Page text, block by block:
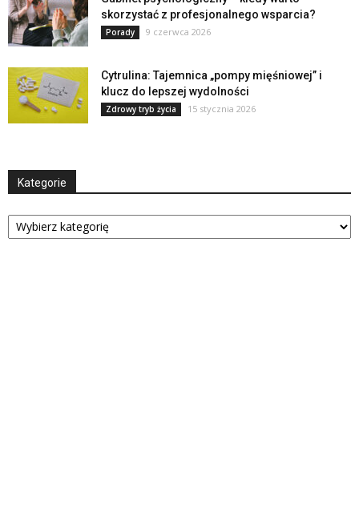
skorzystać z profesjonalnego wsparcia?
Porady 9 czerwca 2026
Cytrulina: Tajemnica „pompy mięśniowej” i
klucz do lepszej wydolności
Zdrowy tryb życia 15 stycznia 2026
Kategorie
Kategorie